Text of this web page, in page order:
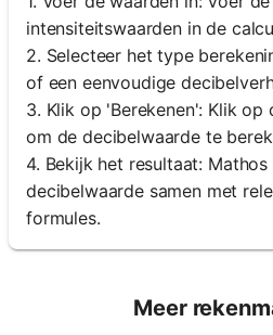
intensiteitswaarden in de
2. Selecteer het type
of een eenvoudige
3. Klik op 'Berekenen': Klik op
om de decibelwaarde te
4. Bekijk het resultaat:
decibelwaarde samen met
formules.
Meer